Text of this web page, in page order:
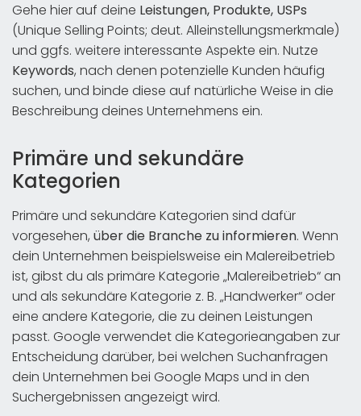
Gehe hier auf deine Leistungen, Produkte, USPs
(Unique Selling Points; deut. Alleinstellungsmerkmale)
und ggfs. weitere interessante Aspekte ein. Nutze
Keywords, nach denen potenzielle Kunden häufig
suchen, und binde diese auf natürliche Weise in die
Beschreibung deines Unternehmens ein.
Primäre und sekundäre
Kategorien
Primäre und sekundäre Kategorien sind dafür
vorgesehen, über die Branche zu informieren. Wenn
dein Unternehmen beispielsweise ein Malereibetrieb
ist, gibst du als primäre Kategorie „Malereibetrieb“ an
und als sekundäre Kategorie z. B. „Handwerker“ oder
eine andere Kategorie, die zu deinen Leistungen
passt. Google verwendet die Kategorieangaben zur
Entscheidung darüber, bei welchen Suchanfragen
dein Unternehmen bei Google Maps und in den
Suchergebnissen angezeigt wird.